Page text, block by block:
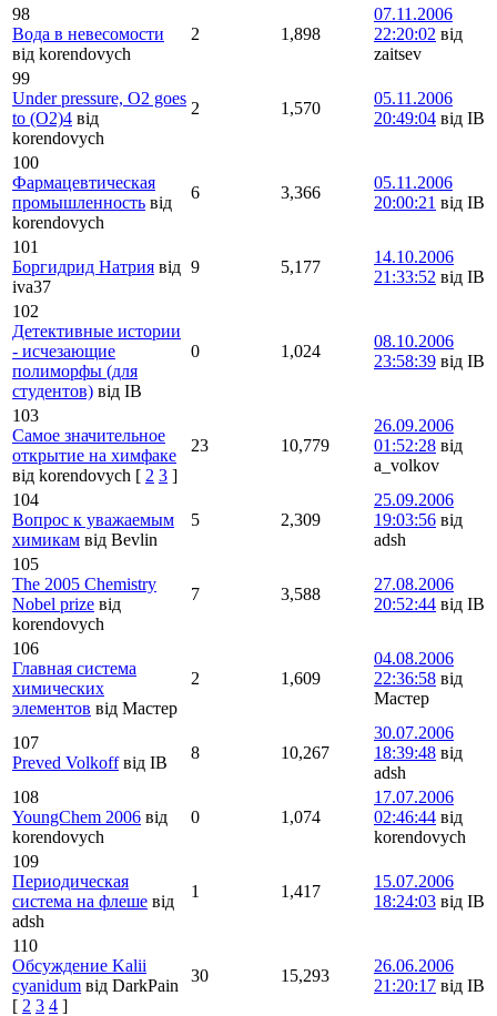
98
Вода в невесомости
від korendovych
2 1,898
07.11.2006
22:20:02 від
zaitsev
99
Under pressure, O2 goes
to (O2)4 від
korendovych
2 1,570
05.11.2006
20:49:04 від IB
100
Фармацевтическая
промышленность від
korendovych
6 3,366
05.11.2006
20:00:21 від IB
101
Боргидрид Натрия від
iva37
9 5,177
14.10.2006
21:33:52 від IB
102
Детективные истории
- исчезающие
полиморфы (для
студентов) від IB
0 1,024
08.10.2006
23:58:39 від IB
103
Самое значительное
открытие на химфаке
від korendovych [ 2 3 ]
23 10,779
26.09.2006
01:52:28 від
a_volkov
104
Вопрос к уважаемым
химикам від Bevlin
5 2,309
25.09.2006
19:03:56 від
adsh
105
The 2005 Chemistry
Nobel prize від
korendovych
7 3,588
27.08.2006
20:52:44 від IB
106
Главная система
химических
элементов від Мастер
2 1,609
04.08.2006
22:36:58 від
Мастер
107
Preved Volkoff від IB
8 10,267
30.07.2006
18:39:48 від
adsh
108
YoungChem 2006 від
korendovych
0 1,074
17.07.2006
02:46:44 від
korendovych
109
Периодическая
система на флеше від
adsh
1 1,417
15.07.2006
18:24:03 від IB
110
Обсуждение Kalii
cyanidum від DarkPain
[ 2 3 4 ]
30 15,293
26.06.2006
21:20:17 від IB